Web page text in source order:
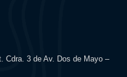
Cdra. 3 de Av. Dos de Mayo –